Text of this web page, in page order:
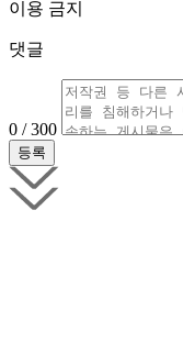
이용 금지
댓글
0 / 300